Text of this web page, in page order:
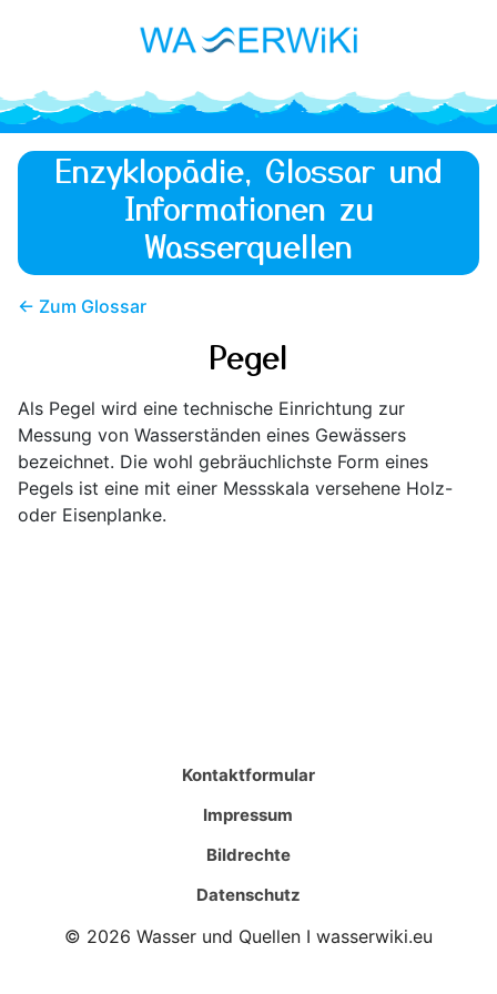
Enzyklopädie, Glossar und
Informationen zu
Wasserquellen
← Zum Glossar
Pegel
Als Pegel wird eine technische Einrichtung zur
Messung von Wasserständen eines Gewässers
bezeichnet. Die wohl gebräuchlichste Form eines
Pegels ist eine mit einer Messskala versehene Holz-
oder Eisenplanke.
Kontaktformular
Impressum
Bildrechte
Datenschutz
© 2026 Wasser und Quellen I wasserwiki.eu